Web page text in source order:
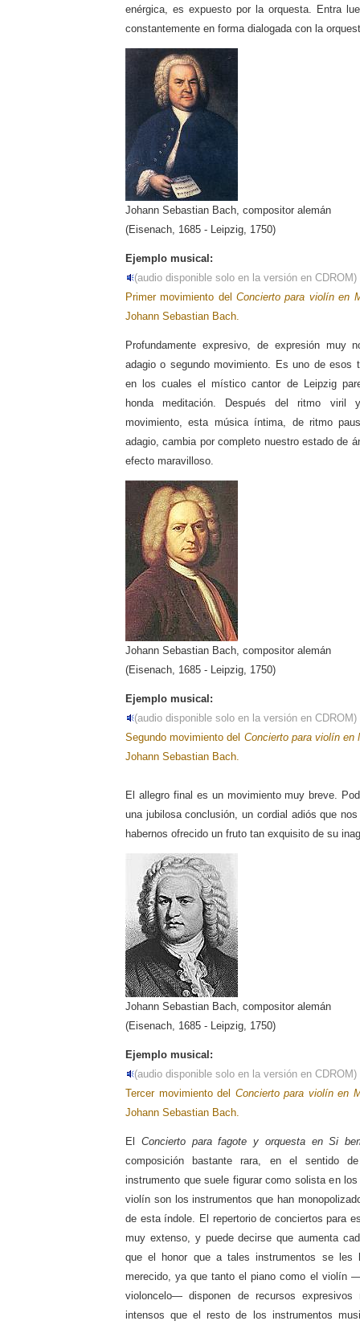
enérgica, es expuesto por la orquesta. Entra
constantemente en forma dialogada con la
Johann Sebastian Bach, compositor alemán
(Eisenach, 1685 - Leipzig, 1750)
Ejemplo musical:
(audio disponible solo en la versión en CDROM)
Primer movimiento delConcierto para violín en
Johann Sebastian Bach.
Profundamente expresivo, de expresión muy
adagio o segundo movimiento. Es uno de esos
en los cuales el místico cantor de Leipzig
honda meditación. Después del ritmo viril
movimiento, esta música íntima, de ritmo
adagio, cambia por completo nuestro estado de
efecto maravilloso.
Johann Sebastian Bach, compositor alemán
(Eisenach, 1685 - Leipzig, 1750)
Ejemplo musical:
(audio disponible solo en la versión en CDROM)
Segundo movimiento del Concierto para violín en
Johann Sebastian Bach.
El allegro final es un movimiento muy breve.
una jubilosa conclusión, un cordial adiós que
habernos ofrecido un fruto tan exquisito de su
Johann Sebastian Bach, compositor alemán
(Eisenach, 1685 - Leipzig, 1750)
Ejemplo musical:
(audio disponible solo en la versión en CDROM)
Tercer movimiento del Concierto para violín en
Johann Sebastian Bach.
El Concierto para fagote y orquesta en Si
composición bastante rara, en el sentido
instrumento que suele figurar como solista en
violín son los instrumentos que han
de esta índole. El repertorio de conciertos para
muy extenso, y puede decirse que aumenta
que el honor que a tales instrumentos se les
merecido, ya que tanto el piano como el violín
violoncelo— disponen de recursos
intensos que el resto de los instrumentos